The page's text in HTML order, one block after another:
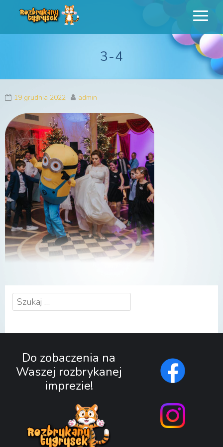
Rozbrykany
Tygrysek
Profesjonalne animacje urodzinowe dla dzieci
3-4
19 grudnia 2022 admin
Szukaj:
Do zobaczenia na
Waszej rozbrykanej
imprezie!